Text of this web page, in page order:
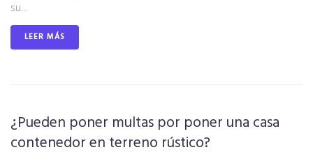
su...
LEER MÁS
¿Pueden poner multas por poner una casa
contenedor en terreno rústico?